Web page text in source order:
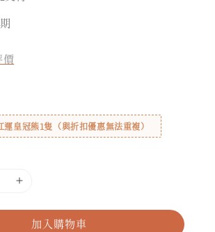
價
運皇冠熊1隻（與折扣優惠無法重複）
加入購物車